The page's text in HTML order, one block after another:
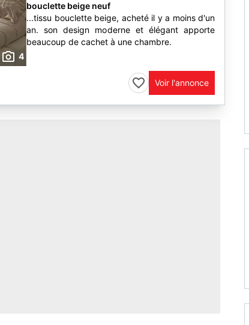
4
bouclette beige neuf
...tissu bouclette beige, acheté il y a moins d'un
an. son design moderne et élégant apporte
beaucoup de cachet à une chambre.
Voir l'annonce